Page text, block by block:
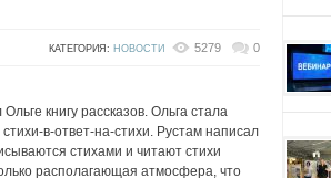
КАТЕГОРИЯ: НОВОСТИ 5279 0
книгу рассказов. Ольга стала
в-ответ-на-стихи. Рустам написал
стихами и читают стихи
располагающая атмосфера, что